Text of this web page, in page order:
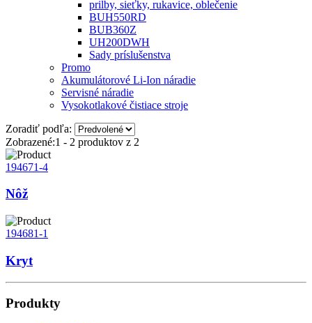
prilby, sieťky, rukavice, oblečenie
BUH550RD
BUB360Z
UH200DWH
Sady príslušenstva
Promo
Akumulátorové Li-Ion náradie
Servisné náradie
Vysokotlakové čistiace stroje
Zoradiť podľa:
Zobrazené:1 - 2 produktov z 2
194671-4
Nôž
194681-1
Kryt
Produkty